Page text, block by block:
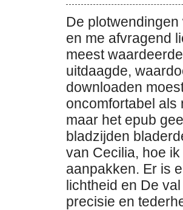
De
en me afvragend
meest
uitdaagde,
downloaden
oncomfortabel als
maar het epub
bladzijden
van Cecilia, hoe
aanpakken. Er is
lichtheid en De
precisie en